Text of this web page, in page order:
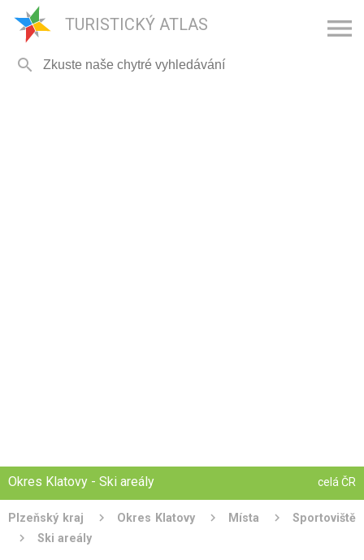
TURISTICKÝ ATLAS 

Okres Klatovy - Ski areály celá ČR
Plzeňský kraj Okres Klatovy Místa
Sportoviště
Ski areály